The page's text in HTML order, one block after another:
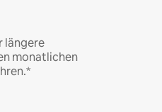
längere
monatlichen